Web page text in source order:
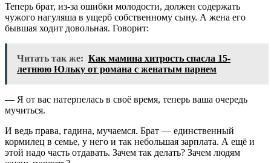
Теперь брат, из-за ошибки молодости, должен содержать
чужого нагуляша в ущерб собственному сыну. А жена его
бывшая ходит довольная. Говорит:
Читать так же: Как мамина хитрость спасла 15-
летнюю Юльку от романа с женатым парнем
— Я от вас натерпелась в своё время, теперь ваша очередь
мучиться.
И ведь права, гадина, мучаемся. Брат — единственный
кормилец в семье, у него и так небольшая зарплата. А ещё и
этой надо часть отдавать. Зачем так делать? Зачем людям